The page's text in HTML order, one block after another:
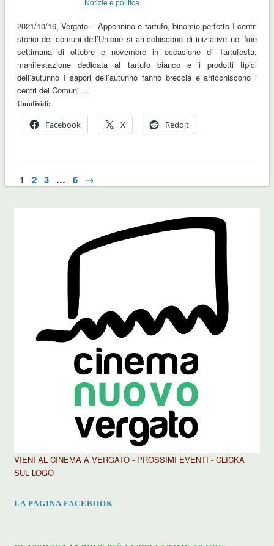
Notizie e politica
2021/10/16, Vergato – Appennino e tartufo, binomio perfetto I centri
storici dei comuni dell’Unione si arricchiscono di iniziative nei fine
settimana di ottobre e novembre in occasione di Tartufesta,
manifestazione dedicata al tartufo bianco e i prodotti tipici
dell’autunno I sapori dell’autunno fanno breccia e arricchiscono i
centri dei Comuni …
Condividi:
Facebook X Reddit
1 2 3 … 6 →
VIENI AL CINEMA A VERGATO - PROSSIMI EVENTI - CLICKA
SUL LOGO
LA PAGINA FACEBOOK